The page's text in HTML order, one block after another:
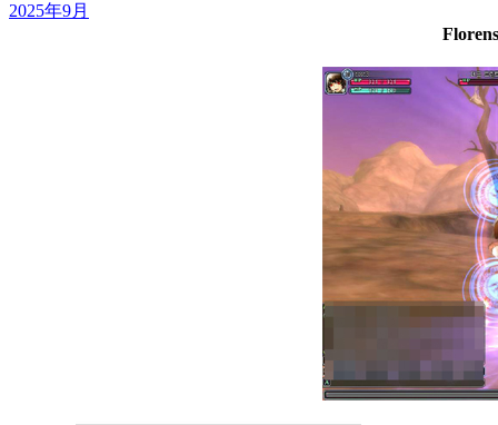
2025年9月